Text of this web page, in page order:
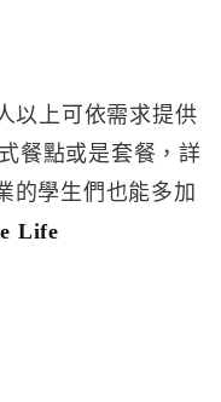
以上可依需求提供
餐點或是套餐，詳
的學生們也能多加
Life